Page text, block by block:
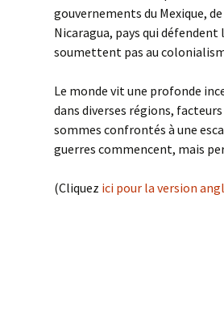
gouvernements du Mexique,
Nicaragua, pays qui
soumettent pas au
Le monde vit une profonde
dans diverses régions,
sommes confrontés à une
guerres commencent, mais
(Cliquez ici pour la version